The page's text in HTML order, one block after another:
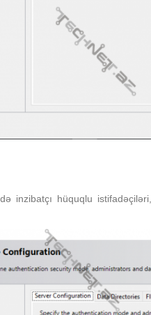
inzibatçı hüquqlu istifadəçiləri,